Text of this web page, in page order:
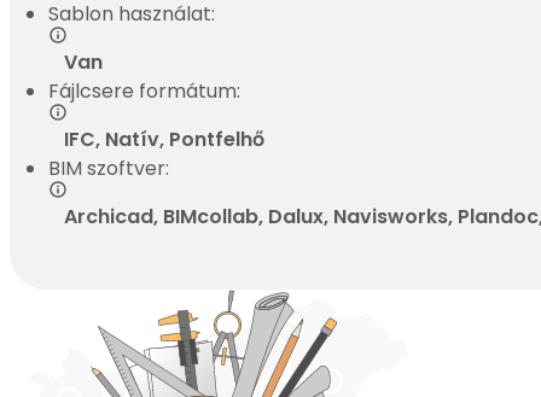
Sablon használat:
Van
Fájlcsere formátum:
IFC, Natív, Pontfelhő
BIM szoftver:
Archicad, BIMcollab, Dalux, Navisworks,